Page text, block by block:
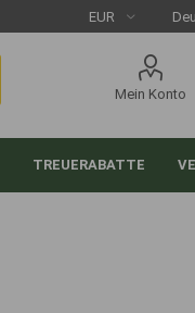
Mein Konto
TREUERABATTE